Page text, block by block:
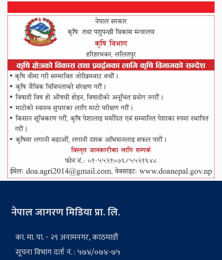
नेपाल जागरण मिडिया प्रा. लि.
का. मा. पा. - २९ अनामनगर, काठमाडौं
सूचना विभाग दर्ता नं. : ५७४/०७४-७५